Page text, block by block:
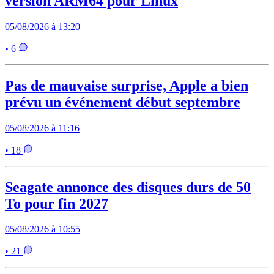
05/08/2026 à 13:20
• 6
Pas de mauvaise surprise, Apple a bien
prévu un événement début septembre
05/08/2026 à 11:16
• 18
Seagate annonce des disques durs de 50
To pour fin 2027
05/08/2026 à 10:55
• 21